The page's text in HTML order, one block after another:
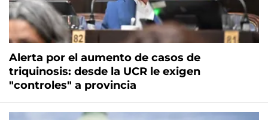
Alerta por el aumento de casos de
triquinosis: desde la UCR le exigen
"controles" a provincia